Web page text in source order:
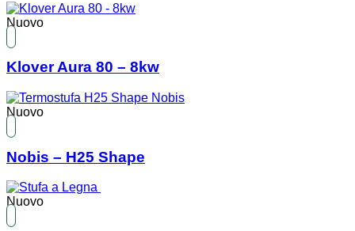
Nuovo
Klover Aura 80 – 8kw
Nuovo
Nobis – H25 Shape
Nuovo